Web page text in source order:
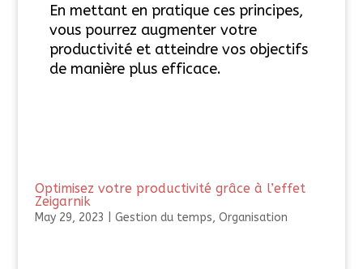
En mettant en pratique ces principes,
vous pourrez augmenter votre
productivité et atteindre vos objectifs
de manière plus efficace.
Optimisez votre productivité grâce à l’effet
Zeigarnik
May 29, 2023 Gestion du temps, Organisation